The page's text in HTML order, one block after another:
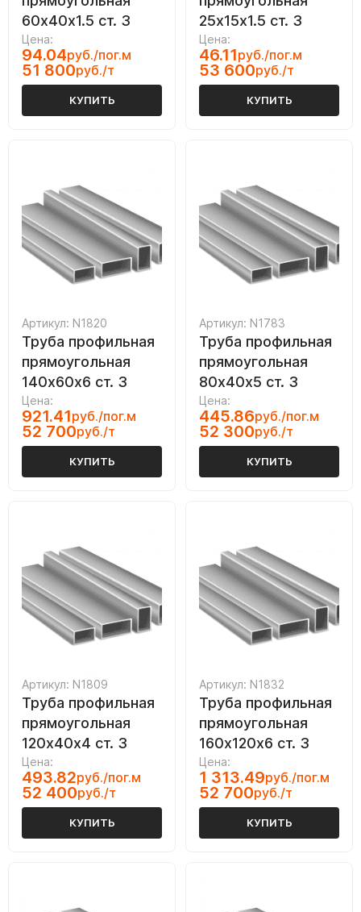
60х40х1.5 ст. 3
Цена:
94.04руб./пог.м
51 800руб./т
КУПИТЬ
25х15х1.5 ст. 3
Цена:
46.11руб./пог.м
53 600руб./т
КУПИТЬ
Артикул: N1820
Труба профильная
прямоугольная
140х60х6 ст. 3
Цена:
921.41руб./пог.м
52 700руб./т
КУПИТЬ
Артикул: N1783
Труба профильная
прямоугольная
80х40х5 ст. 3
Цена:
445.86руб./пог.м
52 300руб./т
КУПИТЬ
Артикул: N1809
Труба профильная
прямоугольная
120х40х4 ст. 3
Цена:
493.82руб./пог.м
52 400руб./т
КУПИТЬ
Артикул: N1832
Труба профильная
прямоугольная
160х120х6 ст. 3
Цена:
1 313.49руб./пог.м
52 700руб./т
КУПИТЬ